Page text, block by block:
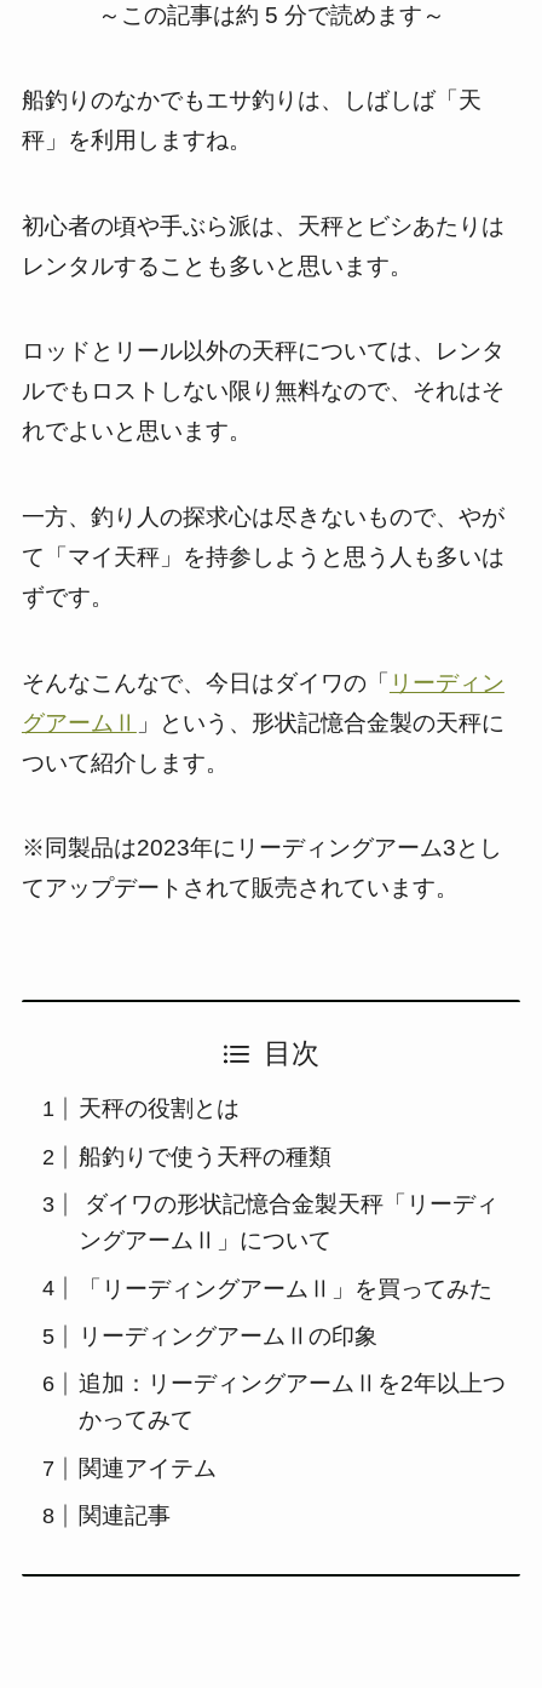
～この記事は約 5 分で読めます～
船釣りのなかでもエサ釣りは、しばしば「天
秤」を利用しますね。
初心者の頃や手ぶら派は、天秤とビシあたりは
レンタルすることも多いと思います。
ロッドとリール以外の天秤については、レンタ
ルでもロストしない限り無料なので、それはそ
れでよいと思います。
一方、釣り人の探求心は尽きないもので、やが
て「マイ天秤」を持参しようと思う人も多いは
ずです。
そんなこんなで、今日はダイワの「 リーディン
グアームⅡ
」という、形状記憶合金製の天秤に
ついて紹介します。
※同製品は2023年にリーディングアーム3とし
てアップデートされて販売されています。
目次
天秤の役割とは
船釣りで使う天秤の種類
ダイワの形状記憶合金製天秤「リーディ
ングアームⅡ」について
「リーディングアームⅡ」を買ってみた
リーディングアームⅡの印象
追加：リーディングアームⅡを2年以上つ
かってみて
関連アイテム
関連記事